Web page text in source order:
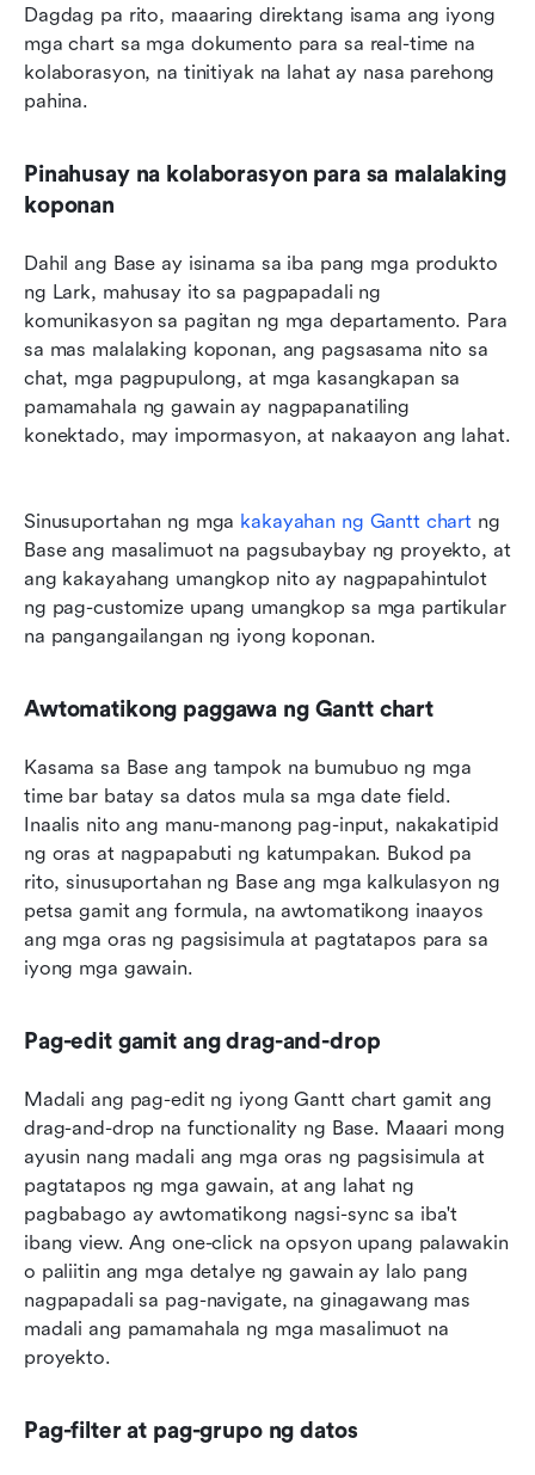
Dagdag pa rito, maaaring direktang isama ang iyong
mga chart sa mga dokumento para sa real-time na
kolaborasyon, na tinitiyak na lahat ay nasa parehong
pahina.
Pinahusay na kolaborasyon para sa malalaking
koponan
Dahil ang Base ay isinama sa iba pang mga produkto
ng Lark, mahusay ito sa pagpapadali ng
komunikasyon sa pagitan ng mga departamento. Para
sa mas malalaking koponan, ang pagsasama nito sa
chat, mga pagpupulong, at mga kasangkapan sa
pamamahala ng gawain ay nagpapanatiling
Sinusuportahan ng mga kakayahan ng Gantt chart ng
Base ang masalimuot na pagsubaybay ng proyekto, at
ang kakayahang umangkop nito ay nagpapahintulot
ng pag-customize upang umangkop sa mga partikular
na pangangailangan ng iyong koponan.
Awtomatikong paggawa ng Gantt chart
Kasama sa Base ang tampok na bumubuo ng mga
time bar batay sa datos mula sa mga date field.
Inaalis nito ang manu-manong pag-input, nakakatipid
ng oras at nagpapabuti ng katumpakan. Bukod pa
rito, sinusuportahan ng Base ang mga kalkulasyon ng
petsa gamit ang formula, na awtomatikong inaayos
ang mga oras ng pagsisimula at pagtatapos para sa
iyong mga gawain.
Pag-edit gamit ang drag-and-drop
Madali ang pag-edit ng iyong Gantt chart gamit ang
drag-and-drop na functionality ng Base. Maaari mong
ayusin nang madali ang mga oras ng pagsisimula at
pagtatapos ng mga gawain, at ang lahat ng
pagbabago ay awtomatikong nagsi-sync sa iba't
ibang view. Ang one-click na opsyon upang palawakin
o paliitin ang mga detalye ng gawain ay lalo pang
nagpapadali sa pag-navigate, na ginagawang mas
madali ang pamamahala ng mga masalimuot na
proyekto.
Pag-filter at pag-grupo ng datos